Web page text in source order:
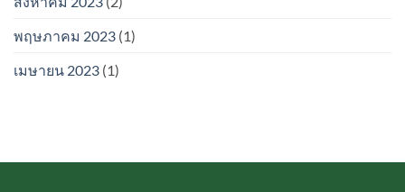
พฤษภาคม 2023 (1)
เมษายน 2023 (1)